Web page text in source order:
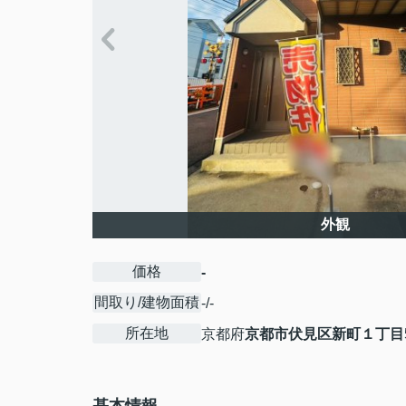
外観
価格
-
間取り/建物面積-/-
所在地
京都府京都市伏見区新町１丁目